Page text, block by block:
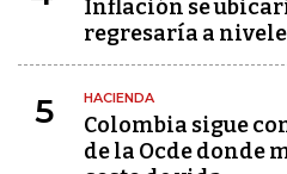
Inflación se
regresaría a
5 HACIENDA
Colombia sigue
de la Ocde donde